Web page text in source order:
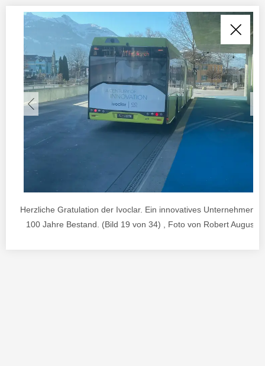
Herzliche Gratulation der Ivoclar. Ein innovatives Unternehmen
100 Jahre Bestand. (Bild 19 von 34) , Foto von Robert Augustin